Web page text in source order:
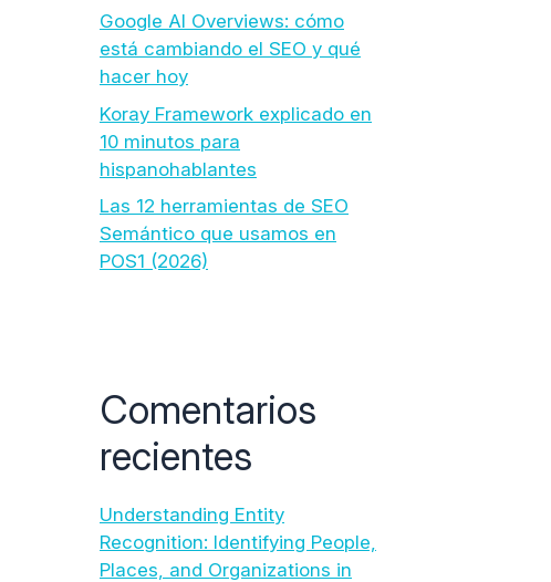
Google AI Overviews: cómo
está cambiando el SEO y qué
hacer hoy
Koray Framework explicado en
10 minutos para
hispanohablantes
Las 12 herramientas de SEO
Semántico que usamos en
POS1 (2026)
Comentarios
recientes
Understanding Entity
Recognition: Identifying People,
Places, and Organizations in